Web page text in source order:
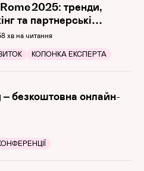
2025: тренди,
та партнерські
8 хв на читання
КОЛОНКА ЕКСПЕРТА
безкоштовна онлайн-